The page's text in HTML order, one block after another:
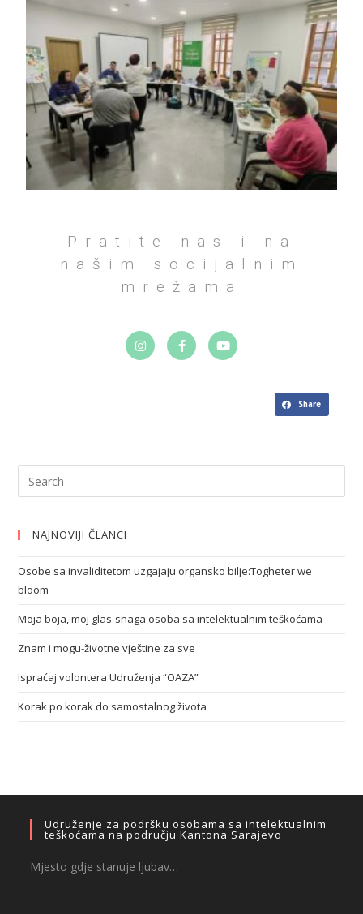
Pratite nas i na
našim socijalnim
mrežama
Share
NAJNOVIJI ČLANCI
Osobe sa invaliditetom uzgajaju organsko bilje:Togheter we
bloom
Moja boja, moj glas-snaga osoba sa intelektualnim teškoćama
Znam i mogu-životne vještine za sve
Ispraćaj volontera Udruženja “OAZA”
Korak po korak do samostalnog života
Udruženje za podršku osobama sa intelektualnim
teškoćama na području Kantona Sarajevo
Mjesto gdje stanuje ljubav…